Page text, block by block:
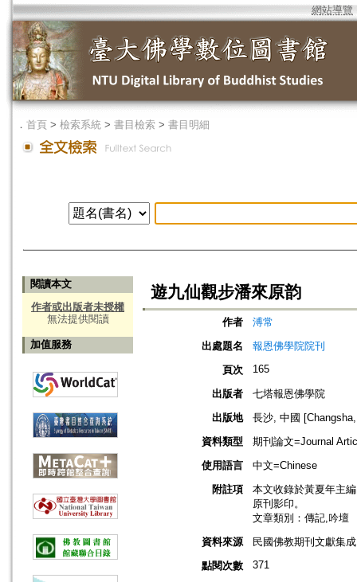
網站導覽
． 首頁 > 檢索系統 > 書目檢索 > 書目明細
閱讀本文
作者或出版者未授權
無法提供閱讀
加值服務
遊九仙觀步潘來原韵
作者
溥常
出處題名
報恩佛學院院刊
頁次
165
出版者
七塔報恩佛學院
出版地
長沙, 中國
資料類型
期刊論文=Journal
使用語言
中文=Chinese
附註項
本文收錄於黃夏年主
原刊影印。
文章類別：傳記,吟壇
資料來源
民國佛教期刊文獻集
點閱次數
371